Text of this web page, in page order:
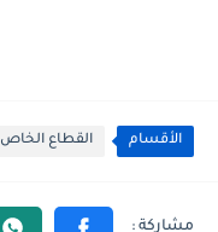
الأقسام القطاع الخاص